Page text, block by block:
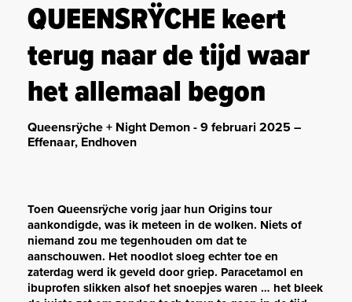
QUEENSRŸCHE keert
terug naar de tijd waar
het allemaal begon
Queensrÿche + Night Demon - 9 februari 2025 –
Effenaar, Endhoven
Toen Queensrÿche vorig jaar hun Origins tour
aankondigde, was ik meteen in de wolken. Niets of
niemand zou me tegenhouden om dat te
aanschouwen. Het noodlot sloeg echter toe en
zaterdag werd ik geveld door griep. Paracetamol en
ibuprofen slikken alsof het snoepjes waren … het bleek